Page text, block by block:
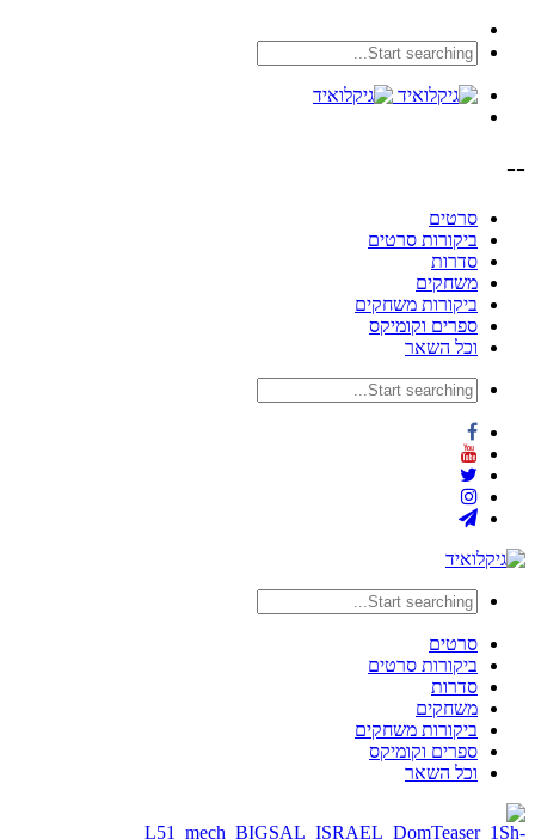
--
סרטים
ביקורות סרטים
סדרות
משחקים
ביקורות משחקים
ספרים וקומיקס
וכל השאר
סרטים
ביקורות סרטים
סדרות
משחקים
ביקורות משחקים
ספרים וקומיקס
וכל השאר